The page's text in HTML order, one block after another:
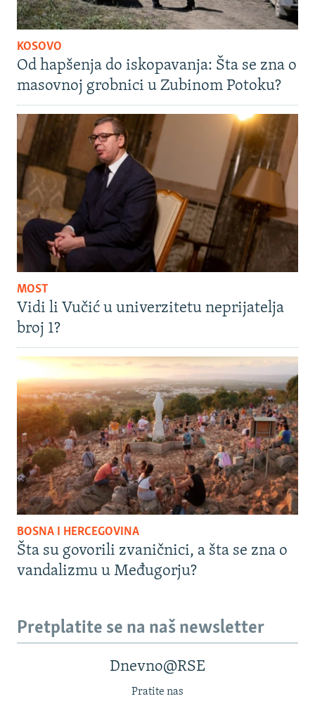
KOSOVO
Od hapšenja do iskopavanja: Šta se zna o
masovnoj grobnici u Zubinom Potoku?
MOST
Vidi li Vučić u univerzitetu neprijatelja
broj 1?
BOSNA I HERCEGOVINA
Šta su govorili zvaničnici, a šta se zna o
vandalizmu u Međugorju?
Pretplatite se na naš newsletter
Dnevno@RSE
Pratite nas